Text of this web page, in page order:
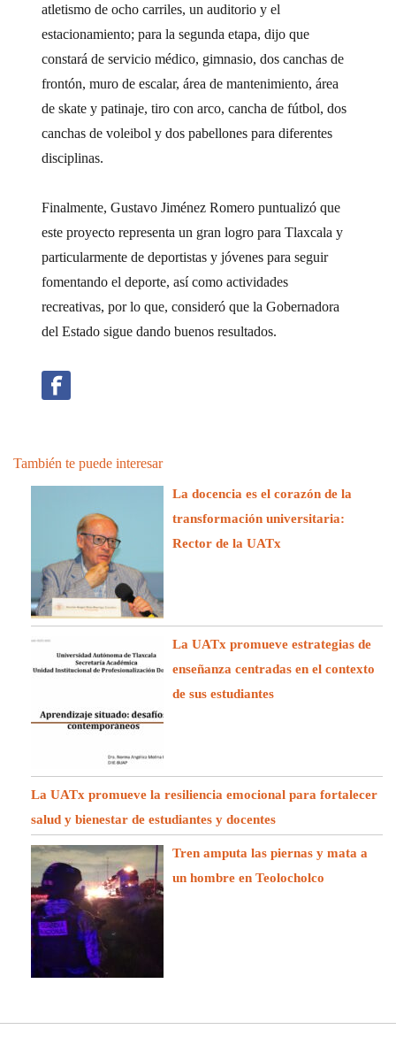
atletismo de ocho carriles, un auditorio y el
estacionamiento; para la segunda etapa, dijo que
constará de servicio médico, gimnasio, dos canchas de
frontón, muro de escalar, área de mantenimiento, área
de skate y patinaje, tiro con arco, cancha de fútbol, dos
canchas de voleibol y dos pabellones para diferentes
disciplinas.
Finalmente, Gustavo Jiménez Romero puntualizó que
este proyecto representa un gran logro para Tlaxcala y
particularmente de deportistas y jóvenes para seguir
fomentando el deporte, así como actividades
recreativas, por lo que, consideró que la Gobernadora
del Estado sigue dando buenos resultados.
También te puede interesar
La docencia es el corazón de la
transformación universitaria:
Rector de la UATx
La UATx promueve estrategias de
enseñanza centradas en el contexto
de sus estudiantes
La UATx promueve la resiliencia emocional para fortalecer
salud y bienestar de estudiantes y docentes
Tren amputa las piernas y mata a
un hombre en Teolocholco